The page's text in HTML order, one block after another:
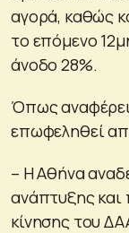
αγορά, καθώς
το επόμενο
άνοδο 28%.
Όπως
επωφεληθεί
– Η Αθήνα
ανάπτυξης και
κίνησης του